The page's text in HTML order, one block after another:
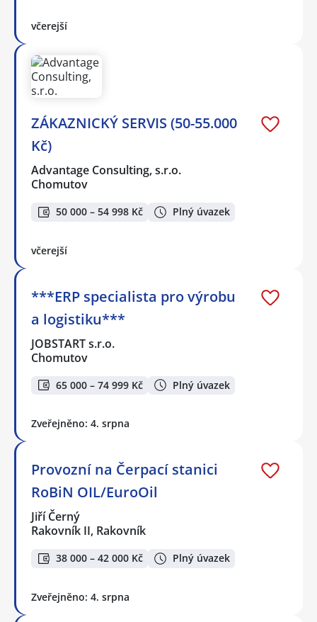
včerejší
ZÁKAZNICKÝ SERVIS (50-55.000
Kč)
Advantage Consulting, s.r.o.
Chomutov
50 000 – 54 998 Kč Plný úvazek
včerejší
***ERP specialista pro výrobu
a logistiku***
JOBSTART s.r.o.
Chomutov
65 000 – 74 999 Kč Plný úvazek
Zveřejněno: 4. srpna
Provozní na Čerpací stanici
RoBiN OIL/EuroOil
Jiří Černý
Rakovník II, Rakovník
38 000 – 42 000 Kč Plný úvazek
Zveřejněno: 4. srpna